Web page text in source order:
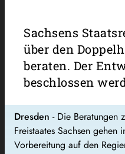
Sachsens
über den
beraten. Der
beschlossen
Dresden - Die Beratungen
Freistaates Sachsen gehen
Vorbereitung auf den